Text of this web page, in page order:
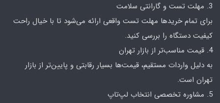
3. مهلت تست و گارانتی سلامت
برای تمام خریدها مهلت تست واقعی ارائه می‌شود تا با خیال راحت
کیفیت دستگاه را بررسی کنید.
4. قیمت مناسب‌تر از بازار تهران
به دلیل واردات مستقیم، قیمت‌ها بسیار رقابتی و پایین‌تر از بازار
تهران است.
5. مشاوره تخصصی انتخاب لپ‌تاپ